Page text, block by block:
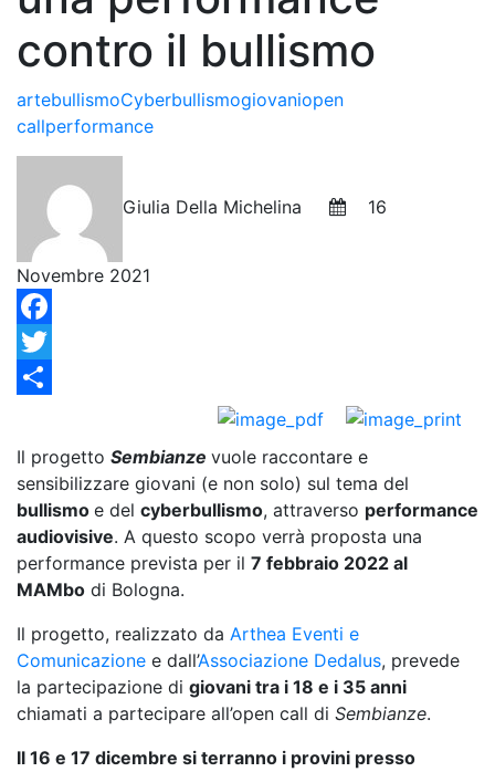
contro il bullismo
artebullismoCyberbullismogiovaniopen
callperformance
Giulia Della Michelina 16
Novembre 2021
Facebook
Twitter
Il progetto Sembianze vuole raccontare e
sensibilizzare giovani (e non solo) sul tema del
bullismo e del cyberbullismo, attraverso performance
audiovisive. A questo scopo verrà proposta una
performance prevista per il 7 febbraio 2022 al
MAMbo di Bologna.
Il progetto, realizzato da Arthea Eventi e
Comunicazione e dall’Associazione Dedalus, prevede
la partecipazione di giovani tra i 18 e i 35 anni
chiamati a partecipare all’open call di Sembianze.
Il 16 e 17 dicembre si terranno i provini presso